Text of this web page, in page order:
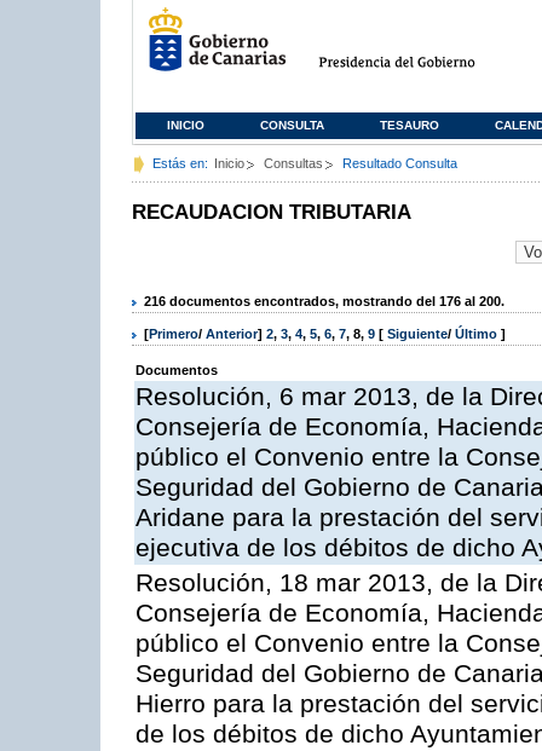
INICIO CONSULTA TESAURO
Estás en: Inicio Consultas Resultado Consulta
RECAUDACION TRIBUTARIA
216 documentos encontrados, mostrando del 176 al 200.
[Primero/ Anterior] 2, 3, 4, 5, 6, 7, 8, 9 [ Siguiente/ Último ]
Documentos
Resolución, 6 mar 2013, de la
Consejería de Economía,
público el Convenio entre la
Seguridad del Gobierno de
Aridane para la prestación del
ejecutiva de los débitos de dicho
Resolución, 18 mar 2013, de la
Consejería de Economía,
público el Convenio entre la
Seguridad del Gobierno de
Hierro para la prestación del
de los débitos de dicho